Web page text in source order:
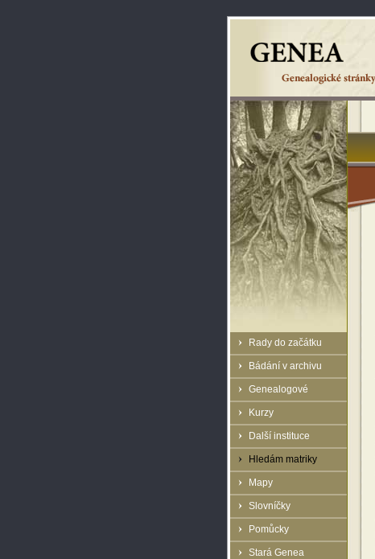
Rady do začátku
Bádání v archivu
Genealogové
Kurzy
Další instituce
Hledám matriky
Mapy
Slovníčky
Pomůcky
Stará Genea